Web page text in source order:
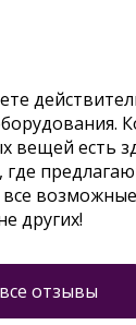
вещей есть
где
других!
отзывы